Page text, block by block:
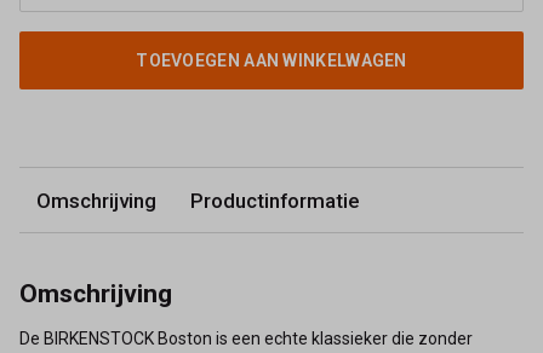
TOEVOEGEN AAN WINKELWAGEN
Omschrijving Productinformatie
Omschrijving
De BIRKENSTOCK Boston is een echte klassieker die zonder